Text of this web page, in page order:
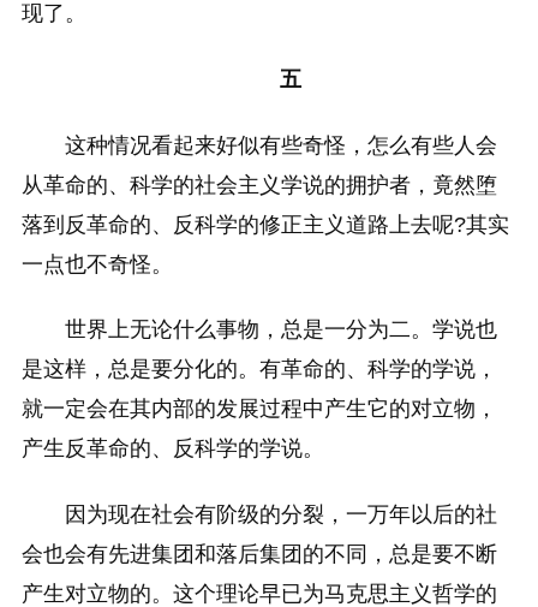
现了。
五
这种情况看起来好似有些奇怪，怎么有些人会
从革命的、科学的社会主义学说的拥护者，竟然堕
落到反革命的、反科学的修正主义道路上去呢?其实
一点也不奇怪。
世界上无论什么事物，总是一分为二。学说也
是这样，总是要分化的。有革命的、科学的学说，
就一定会在其内部的发展过程中产生它的对立物，
产生反革命的、反科学的学说。
因为现在社会有阶级的分裂，一万年以后的社
会也会有先进集团和落后集团的不同，总是要不断
产生对立物的。这个理论早已为马克思主义哲学的